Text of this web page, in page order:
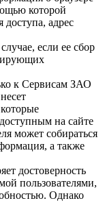
которой
доступа, адрес
если ее сбор
к Сервисам ЗАО
на сайте
может собираться
а также
достоверность
пользователями,
Однако